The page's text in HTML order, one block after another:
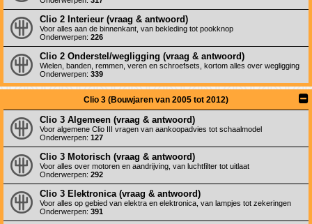
Clio 2 Interieur (vraag & antwoord)
Voor alles aan de binnenkant, van bekleding tot pookknop
Onderwerpen: 226
Clio 2 Onderstel/wegligging (vraag & antwoord)
Wielen, banden, remmen, veren en schroefsets, kortom alles over wegligging
Onderwerpen: 339
Clio 3 (Bouwjaren van 2005 tot 2012)
Clio 3 Algemeen (vraag & antwoord)
Voor algemene Clio III vragen van aankoopadvies tot schaalmodel
Onderwerpen: 127
Clio 3 Motorisch (vraag & antwoord)
Voor alles over motoren en aandrijving, van luchtfilter tot uitlaat
Onderwerpen: 292
Clio 3 Elektronica (vraag & antwoord)
Voor alles op gebied van elektra en elektronica, van lampjes tot zekeringen
Onderwerpen: 391